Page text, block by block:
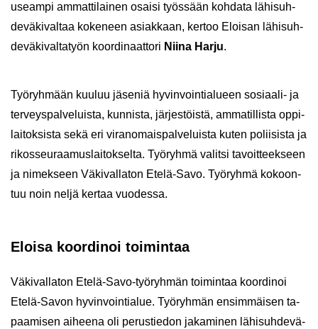
useam­pi am­mat­ti­lai­nen osai­si työs­sään koh­da­ta lä­hi­suh­
de­vä­ki­val­taa ko­ke­neen asiak­kaan, ker­too Eloi­san lä­hi­suh­
de­vä­ki­val­ta­työn koor­di­naat­to­ri Niina Harju.
Työ­ryh­mään kuu­luu jä­se­niä hy­vin­voin­tia­lu­een sosiaali-​ ja
ter­veys­pal­ve­luis­ta, kun­nis­ta, jär­jes­töis­tä, am­ma­til­lis­ta op­pi­
lai­tok­sis­ta sekä eri vi­ran­omais­pal­ve­luis­ta kuten po­lii­sis­ta ja
ri­kos­seu­raa­mus­lai­tok­sel­ta. Työ­ryh­mä va­lit­si ta­voit­teek­seen
ja ni­mek­seen Vä­ki­val­la­ton Etelä-​Savo. Työ­ryh­mä ko­koon­
tuu noin neljä ker­taa vuo­des­sa.
Eloi­sa koor­di­noi toi­min­taa
Vä­ki­val­la­ton Etelä-​Savo-työryhmän toi­min­taa koor­di­noi
Etelä-​Savon hy­vin­voin­tia­lue. Työ­ryh­män en­sim­mäi­sen ta­
paa­mi­sen ai­hee­na oli pe­rus­tie­don ja­ka­mi­nen lä­hi­suh­de­vä­